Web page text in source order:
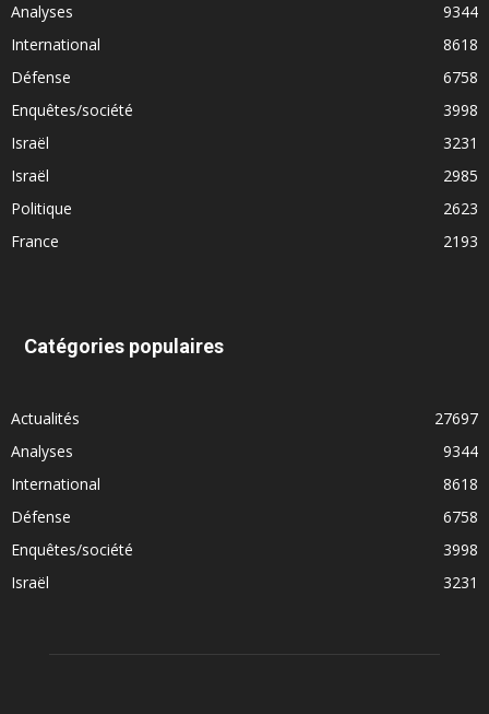
Analyses
9344
International
8618
Défense
6758
Enquêtes/société
3998
Israël
3231
Israël
2985
Politique
2623
France
2193
Catégories populaires
Actualités
27697
Analyses
9344
International
8618
Défense
6758
Enquêtes/société
3998
Israël
3231